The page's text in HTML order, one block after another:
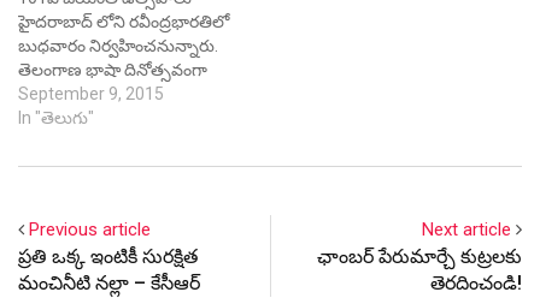
హైదరాబాద్ లోని రవీంద్రభారతిలో
బుధవారం నిర్వహించనున్నారు.
తెలంగాణ భాషా దినోత్సవంగా
కాళోజీ జయంతి రోజైన సెప్టెంబర్
9వ తేదీని ప్రకటిస్తూ ముఖ్యమంత్రి
తీసుకున్న విషయం తెలిసిందే.
నెలకొల్పిన అవార్డును
మొదటిసారి సుప్రసిద్ధ రచయిత
అమ్మంగి వేణుగోపాల్
September 9, 2015
In "తెలుగు"
Previous article
ప్రతి ఒక్క ఇంటికీ సురక్షిత
మంచినీటి నల్లా – కేసీఆర్
Next article
ఛాంబర్ పేరుమార్చే కుట్రలకు
తెరదించండి!